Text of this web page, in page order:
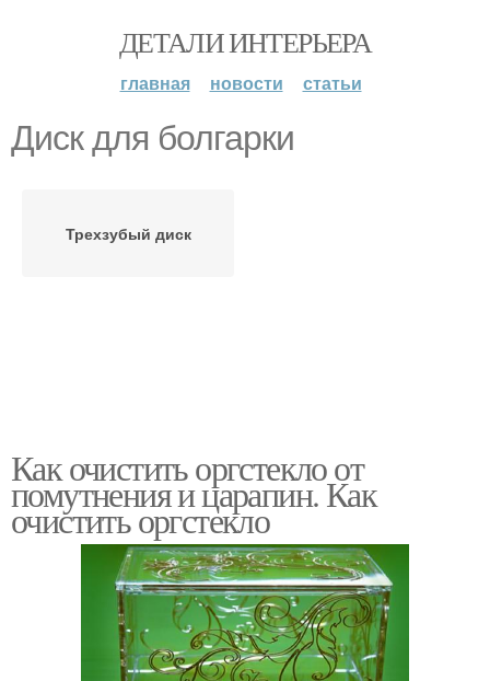
ДЕТАЛИ ИНТЕРЬЕРА
главная новости статьи
Диск для болгарки
Трехзубый диск
Как очистить оргстекло от
помутнения и царапин. Как
очистить оргстекло